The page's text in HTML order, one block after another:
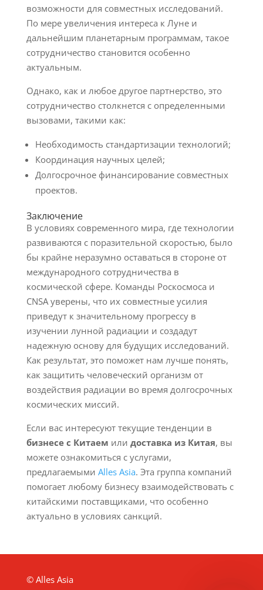
возможности для совместных исследований.
По мере увеличения интереса к Луне и
дальнейшим планетарным программам, такое
сотрудничество становится особенно
актуальным.
Однако, как и любое другое партнерство, это
сотрудничество столкнется с определенными
вызовами, такими как:
Необходимость стандартизации технологий;
Координация научных целей;
Долгосрочное финансирование совместных
проектов.
Заключение
В условиях современного мира, где технологии
развиваются с поразительной скоростью, было
бы крайне неразумно оставаться в стороне от
международного сотрудничества в
космической сфере. Команды Роскосмоса и
CNSA уверены, что их совместные усилия
приведут к значительному прогрессу в
изучении лунной радиации и создадут
надежную основу для будущих исследований.
Как результат, это поможет нам лучше понять,
как защитить человеческий организм от
воздействия радиации во время долгосрочных
космических миссий.
Если вас интересуют текущие тенденции в
бизнесе с Китаем или доставка из Китая, вы
можете ознакомиться с услугами,
предлагаемыми Alles Asia. Эта группа компаний
помогает любому бизнесу взаимодействовать с
китайскими поставщиками, что особенно
актуально в условиях санкций.
© Alles Asia